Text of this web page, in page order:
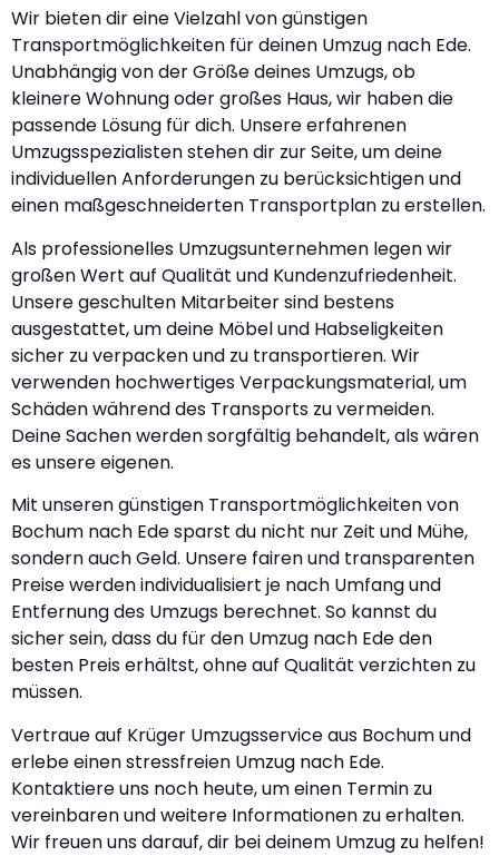
Wir bieten dir eine Vielzahl von günstigen
Transportmöglichkeiten für deinen Umzug nach Ede.
Unabhängig von der Größe deines Umzugs, ob
kleinere Wohnung oder großes Haus, wir haben die
passende Lösung für dich. Unsere erfahrenen
Umzugsspezialisten stehen dir zur Seite, um deine
individuellen Anforderungen zu berücksichtigen und
einen maßgeschneiderten Transportplan zu erstellen.
Als professionelles Umzugsunternehmen legen wir
großen Wert auf Qualität und Kundenzufriedenheit.
Unsere geschulten Mitarbeiter sind bestens
ausgestattet, um deine Möbel und Habseligkeiten
sicher zu verpacken und zu transportieren. Wir
verwenden hochwertiges Verpackungsmaterial, um
Schäden während des Transports zu vermeiden.
Deine Sachen werden sorgfältig behandelt, als wären
es unsere eigenen.
Mit unseren günstigen Transportmöglichkeiten von
Bochum nach Ede sparst du nicht nur Zeit und Mühe,
sondern auch Geld. Unsere fairen und transparenten
Preise werden individualisiert je nach Umfang und
Entfernung des Umzugs berechnet. So kannst du
sicher sein, dass du für den Umzug nach Ede den
besten Preis erhältst, ohne auf Qualität verzichten zu
müssen.
Vertraue auf Krüger Umzugsservice aus Bochum und
erlebe einen stressfreien Umzug nach Ede.
Kontaktiere uns noch heute, um einen Termin zu
vereinbaren und weitere Informationen zu erhalten.
Wir freuen uns darauf, dir bei deinem Umzug zu helfen!